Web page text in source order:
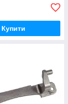
Купити